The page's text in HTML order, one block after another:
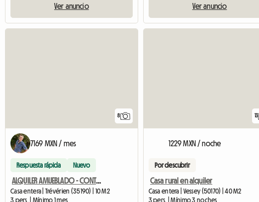
Ver anuncio Ver anuncio
8
7169 MXN / mes
Respuesta rápida Nuevo
ALQUILER AMUEBLADO - CONTRATO DE ARRENDAMIENTO DE MOVILIDAD (DE 1 A 6 MESES) Octubre a Marzo
Casa entera | Trévérien (35190) | 10 M2
3 pers. | Mínimo 1 mes
13
1229 MXN / noche
Por descubrir
Casa rural en alquiler
Casa entera | Vessey (50170) | 40 M2
3 pers. | Mínimo 3 noches